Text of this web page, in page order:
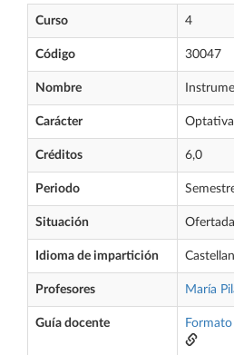
Curso 4
Código 30047
Nombre
Carácter Optativa
Créditos 6,0
Periodo
Situación Ofertada
Idioma de impartición
Profesores María
Guía docente